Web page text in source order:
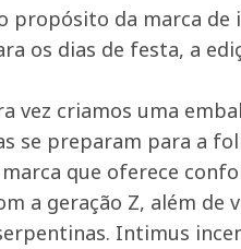
propósito da marca
os dias de festa, a
vez criamos uma
se preparam para a
que oferece
a geração Z, além
Intimus